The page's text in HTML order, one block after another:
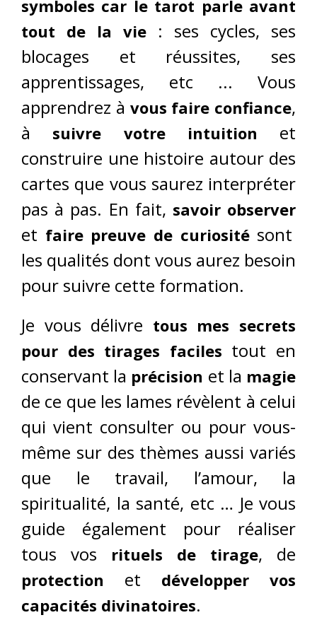
symboles car le tarot parle avant
tout de la vie : ses cycles, ses
blocages et réussites, ses
apprentissages, etc ... Vous
apprendrez à vous faire confiance,
à suivre votre intuition
et
construire une histoire autour des
cartes que vous saurez interpréter
pas à pas. En fait, savoir observer
et faire preuve de curiositésont
les qualités dont vous aurez besoin
pour suivre cette formation.
Je vous délivre tous mes secrets
pour des tirages faciles tout en
conservant la précision et la magie
de ce que les lames révèlent à celui
qui vient consulter ou pour vous-
même sur des thèmes aussi variés
que le travail, l’amour, la
spiritualité, la santé, etc … Je vous
guide également pour réaliser
tous vos
rituels de tirage, de
protection et développer vos
capacités divinatoires.